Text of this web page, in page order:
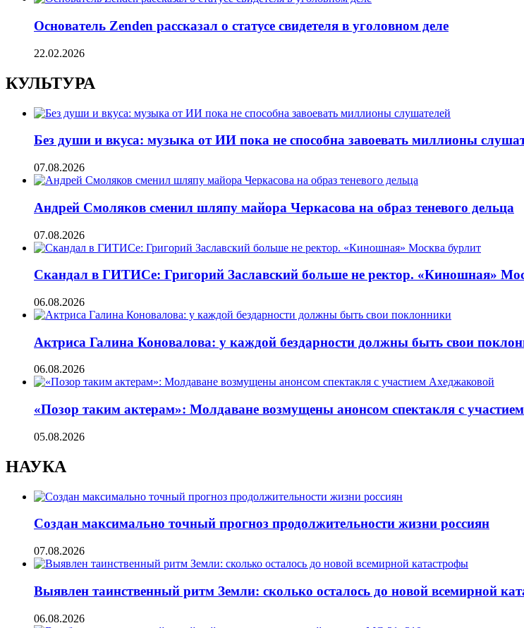
Основатель Zenden рассказал о статусе свидетеля в уголовном деле
22.02.2026
КУЛЬТУРА
Без души и вкуса: музыка от ИИ пока не способна завоевать миллионы
07.08.2026
Андрей Смоляков сменил шляпу майора Черкасова на образ теневого дельца
07.08.2026
Скандал в ГИТИСе: Григорий Заславский больше не ректор. «Киношная»
06.08.2026
Актриса Галина Коновалова: у каждой бездарности должны быть свои
06.08.2026
«Позор таким актерам»: Молдаване возмущены анонсом спектакля с
05.08.2026
НАУКА
Создан максимально точный прогноз продолжительности жизни россиян
07.08.2026
Выявлен таинственный ритм Земли: сколько осталось до новой всемирной
06.08.2026